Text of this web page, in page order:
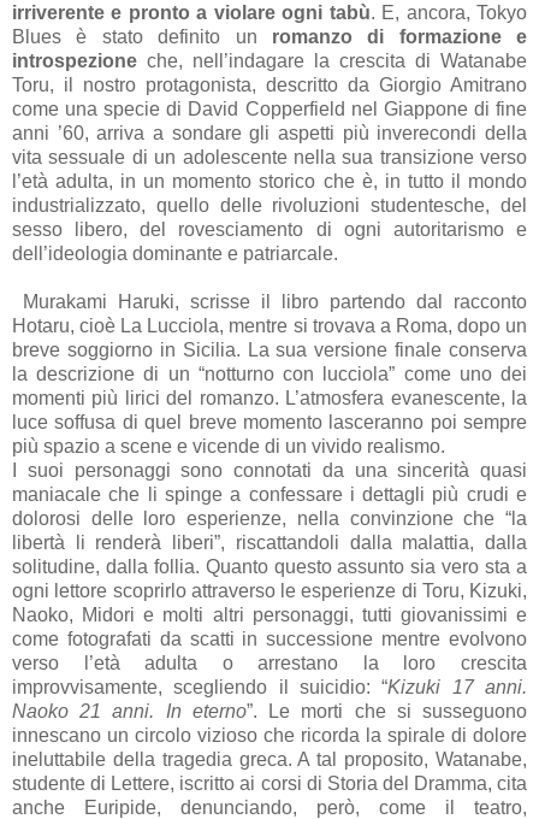
irriverente e pronto a violare ogni tabù. E, ancora, Tokyo
Blues è stato definito un romanzo di formazione e
introspezione che, nell’indagare la crescita di Watanabe
Toru, il nostro protagonista, descritto da Giorgio Amitrano
come una specie di David Copperfield nel Giappone di fine
anni ’60, arriva a sondare gli aspetti più inverecondi della
vita sessuale di un adolescente nella sua transizione verso
l’età adulta, in un momento storico che è, in tutto il mondo
industrializzato, quello delle rivoluzioni studentesche, del
sesso libero, del rovesciamento di ogni autoritarismo e
dell’ideologia dominante e patriarcale.
Murakami Haruki, scrisse il libro partendo dal racconto
Hotaru, cioè La Lucciola, mentre si trovava a Roma, dopo un
breve soggiorno in Sicilia. La sua versione finale conserva
la descrizione di un “notturno con lucciola” come uno dei
momenti più lirici del romanzo. L’atmosfera evanescente, la
luce soffusa di quel breve momento lasceranno poi sempre
più spazio a scene e vicende di un vivido realismo.
I suoi personaggi sono connotati da una sincerità quasi
maniacale che li spinge a confessare i dettagli più crudi e
dolorosi delle loro esperienze, nella convinzione che “la
libertà li renderà liberi”, riscattandoli dalla malattia, dalla
solitudine, dalla follia. Quanto questo assunto sia vero sta a
ogni lettore scoprirlo attraverso le esperienze di Toru, Kizuki,
Naoko, Midori e molti altri personaggi, tutti giovanissimi e
come fotografati da scatti in successione mentre evolvono
verso l’età adulta o arrestano la loro crescita
improvvisamente, scegliendo il suicidio: “Kizuki 17 anni.
Naoko 21 anni. In eterno”. Le morti che si susseguono
innescano un circolo vizioso che ricorda la spirale di dolore
ineluttabile della tragedia greca. A tal proposito, Watanabe,
studente di Lettere, iscritto ai corsi di Storia del Dramma, cita
anche Euripide, denunciando, però, come il teatro,